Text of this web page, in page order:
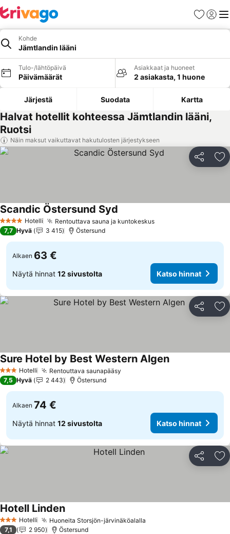
Suosikit
Kohde
Jämtlandin lääni
Tulo-/lähtöpäivä
Päivämäärät
Asiakkaat ja huoneet
2 asiakasta, 1 huone
Järjestä Suodata Kartta
Halvat hotellit kohteessa Jämtlandin lääni,
Ruotsi
Näin maksut vaikuttavat hakutulosten järjestykseen
Jaa
4 Tähtiluokitus
Hotelli Rentouttava sauna ja kuntokeskusKatso hinnat
Scandic Östersund Syd
7,7 Hyvä 3 415 Östersund
Alkaen 63 €
Näytä hinnat 12 sivustolta Katso hinnat
Jaa
3 Tähtiluokitus
Hotelli Rentouttava saunapääsy
Sure Hotel by Best Western AlgenKatso hinnat
7,5 Hyvä 2 443 Östersund
Alkaen 74 €
Näytä hinnat 12 sivustolta Katso hinnat
Jaa
3 Tähtiluokitus
Hotelli Huoneita Storsjön-järvinäköalalla
Hotell LindenKatso hinnat
7,1 2 950 Östersund